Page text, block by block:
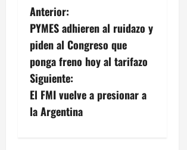
N
a
v
e
g
Anterior:
PYMES adhieren al ruidazo y
piden al Congreso que
ponga freno hoy al tarifazo
Siguiente:
El FMI vuelve a presionar a
la Argentina